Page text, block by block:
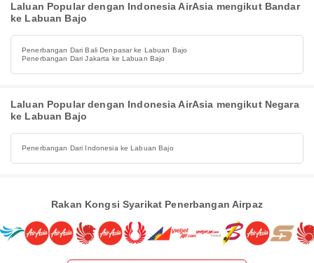
Laluan Popular dengan Indonesia AirAsia mengikut Bandar
ke Labuan Bajo
Penerbangan Dari Bali Denpasar ke Labuan Bajo
Penerbangan Dari Jakarta ke Labuan Bajo
Laluan Popular dengan Indonesia AirAsia mengikut Negara
ke Labuan Bajo
Penerbangan Dari Indonesia ke Labuan Bajo
Rakan Kongsi Syarikat Penerbangan Airpaz